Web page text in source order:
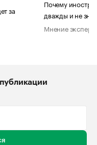
за
Почему
дважды и не
Мнение